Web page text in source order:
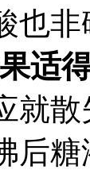
也
适
就
后